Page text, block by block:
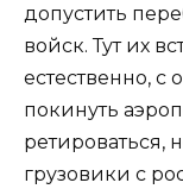
допустить
войск. Тут их
естественно,
покинуть
ретироваться,
грузовики с